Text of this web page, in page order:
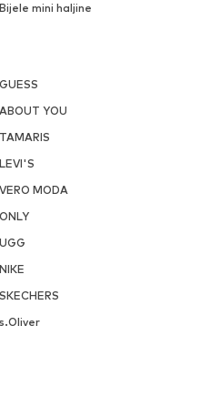
Bijele mini haljine
GUESS
ABOUT YOU
TAMARIS
LEVI'S
VERO MODA
ONLY
UGG
NIKE
SKECHERS
s.Oliver